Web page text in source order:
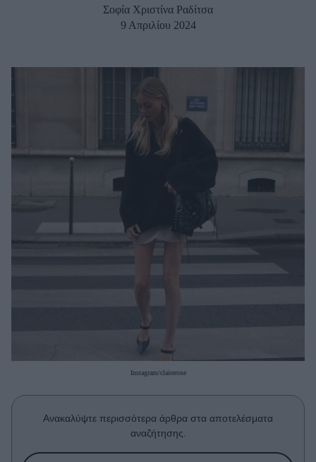
Well being
Πρόσωπα
Celebrities
Who
Σοφία Χριστίνα Ραδίτσα
9 Απριλίου 2024
Instagram/clairerose
Ανακαλύψτε περισσότερα άρθρα στα αποτελέσματα
αναζήτησης.